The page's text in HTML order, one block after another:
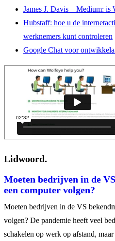
James J. Davis – Medium: is
Hubstaff: hoe u de
werknemers kunt controleren
Google Chat voor
Lidwoord.
Moeten bedrijven in de
een computer volgen?
Moeten bedrijven in de VS
volgen? De pandemie heeft veel
schakelen op werk op afstand,